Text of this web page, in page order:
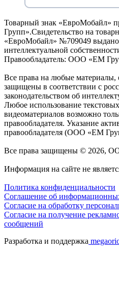
Товарный знак
Групп».Свидетельство на
«ЕвроМобайл» №709049
интеллектуальной
Правообладатель: ООО «ЕМ
Все права на любые материалы,
защищены в соответствии с
законодательством об
Любое использование
видеоматериалов возможно
правообладателя. Указание
правообладателя (ООО «ЕМ
Все права защищены © 2026,
Информация на сайте не
Политика конфиденциальности
Соглашение об
Cогласие на обработку
Согласие на получение
сообщений
Разработка и поддержка